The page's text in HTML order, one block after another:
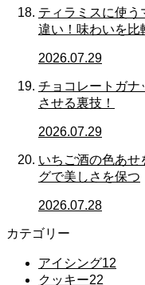
ティラミスに使
違い！味わいを比
2026.07.29
チョコレートガナ
させる裏技！
2026.07.29
いちご酒の色あせ
グで美しさを保つ
2026.07.28
カテゴリー
アイシング12
クッキー22